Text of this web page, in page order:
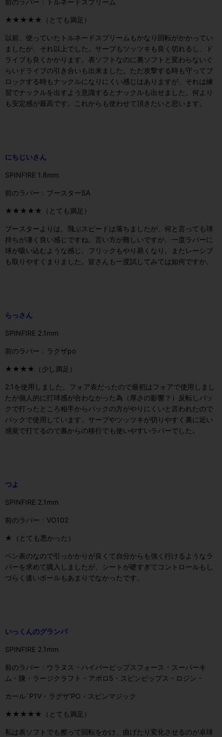
★★★★★（とても満足）
以前、使っていたトルネードスプリームもかなり回転がかかってい
ましたが、それ以上でした。サーブもツッツキも良く切れるし、ド
ライブも良くかかります。表ソフトなのに裏ソフトと変わらないぐ
らいドライブの引き合いも出来ました。ただ攻撃する時も守ってブ
ロックする時もナックルになりにくい感じはありますが、それは練
習でナックルを出すよう意識するとナックルも出せました。何より
も安定感が最高です。これからも使わせて頂きたいと思います。
にちじいさん
SPINFIRE 1.8mm
前のラバー：ブースターSA
★★★★★（とても満足）
ブースターよりは、飛ぶスピードは落ちましたが、何と言っても球
持ちが凄く良い感じですね。言い方が難しいですが、一度ラバーに
球が吸い込むような感じ。フリックもやり易くなり、またレーシブ
も取りやすくまりました。皆さんも一度試してみては如何ですか。
らっさん
SPINFIRE 2.1mm
前のラバー：ラクザpo
★★★★（少し満足）
2.1を使用しました。フォア表だったので最初はフォアで使用しまし
たが個人的に打球感が合わなかった為（厚さの影響？）反転しバッ
クで打ったところ相手からバックの方がやりにくいと言われたので
バックで使用しています。サーブやツッツキが切りやすく裏に近い
感覚で打てるので裏からの移行でも使いやすいラバーでした。
つよ
SPINFIRE 2.1mm
前のラバー：VO102
★（とても悪かった）
ペン表のなので引っかかりが良くて自分からも強く行けるようなラ
バーを求めて購入しましたが、シートが硬すぎてコントロールもし
づらく速いボールもあまりでなかったです。
いっくんのグランパ
SPINFIRE 2.1mm
前のラバー：ウラヌス・ハイパーピップスフォース・スーパーキ
ム・陳・ラージクラフト・アポロ5・スピンピップス・ロジン・
カール`P1V・ラグザ‘PO・スピンマジック
★★★★★（とても満足）
私は表ソフトでも擦って回転をかけ、曲げたり変化させるのが卓球